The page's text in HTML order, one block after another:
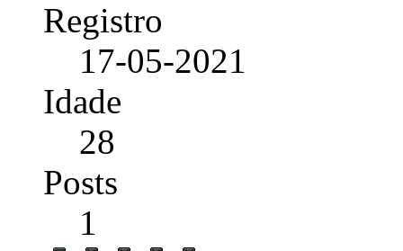
Registro
17-05-2021
Idade
28
Posts
1